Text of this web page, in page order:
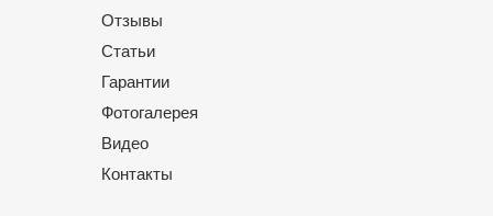
Отзывы
Статьи
Гарантии
Фотогалерея
Видео
Контакты